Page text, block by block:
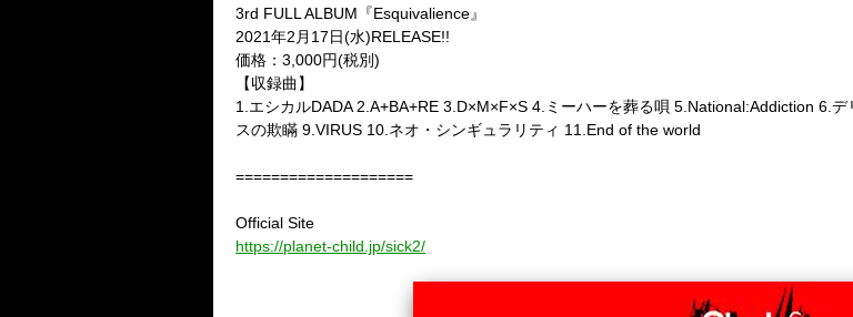
3rd FULL ALBUM『Esquivalience』
2021年2月17日(水)RELEASE!!
価格：3,000円(税別)
【収録曲】
1.エシカルDADA 2.A+BA+RE 3.D×M×F×S 4.ミーハーを葬る唄 5.National:Addiction 6.
スの欺瞞 9.VIRUS 10.ネオ・シンギュラリティ 11.End of the world
====================
Official Site
https://planet-child.jp/sick2/